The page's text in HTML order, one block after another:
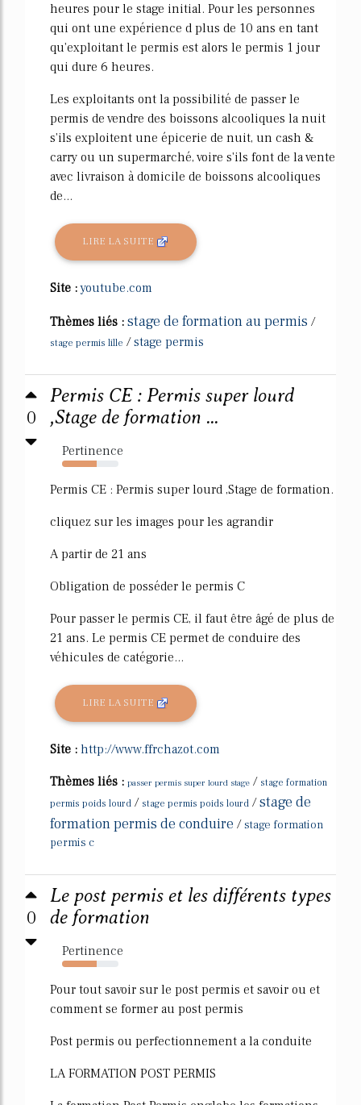
heures pour le stage initial. Pour les personnes
qui ont une expérience d plus de 10 ans en tant
qu'exploitant le permis est alors le permis 1 jour
qui dure 6 heures.
Les exploitants ont la possibilité de passer le
permis de vendre des boissons alcooliques la nuit
s'ils exploitent une épicerie de nuit, un cash &
carry ou un supermarché, voire s'ils font de la vente
avec livraison à domicile de boissons alcooliques
de...
LIRE LA SUITE
Site :youtube.com
Thèmes liés : stage de formation au permis /
stage permis lille /stage permis
0
Permis CE : Permis super lourd
,Stage de formation ...
Pertinence
62%
Permis CE : Permis super lourd ,Stage de formation.
cliquez sur les images pour les agrandir
A partir de 21 ans
Obligation de posséder le permis C
Pour passer le permis CE, il faut être âgé de plus de
21 ans. Le permis CE permet de conduire des
véhicules de catégorie...
LIRE LA SUITE
Site : http://www.ffrchazot.com
Thèmes liés : passer permis super lourd stage / stage formation
permis poids lourd / stage permis poids lourd /stage de
formation permis de conduire /stage formation
permis c
0
Le post permis et les différents types
de formation
Pertinence
62%
Pour tout savoir sur le post permis et savoir ou et
comment se former au post permis
Post permis ou perfectionnement a la conduite
LA FORMATION POST PERMIS